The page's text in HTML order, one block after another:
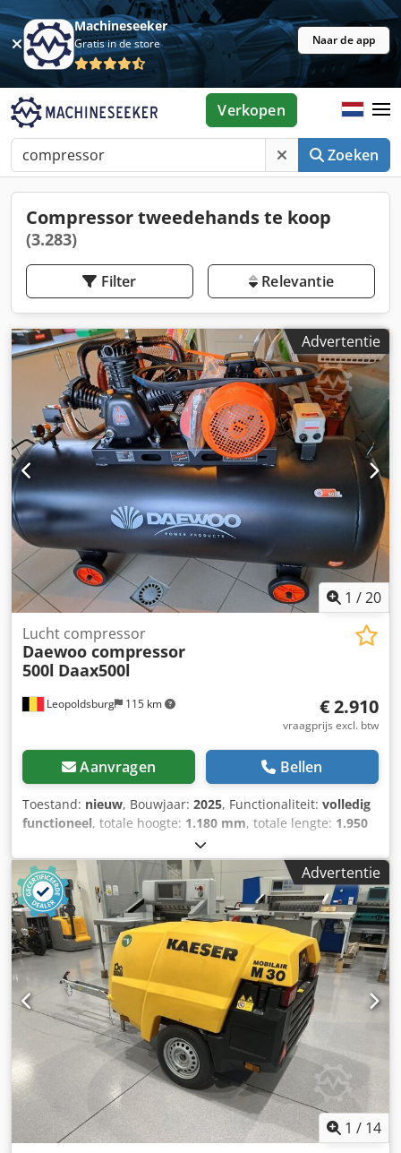
Machineseeker
Gratis in de store Naar de app
Zoeken
Verkopen
Compressor tweedehands te koop
(3.283)
Filter Relevantie
Advertentie
1 /20
Leopoldsburg 115 km
Lucht compressor
Daewoo compressor
500l Daax500l
€ 2.910
vraagprijs excl. btw
Aanvragen Bellen
Toestand: nieuw, Bouwjaar: 2025, Functionaliteit: volledig
functioneel, totale hoogte: 1.180 mm, totale lengte: 1.950
600 mm, Kan met factuur verkocht
worden maar ik ben BTW vrijgesteld dus heeft weinig zin.
Zeker voor zo een koopje, nog geen 3000 euro voor een
toestel dat nieuw net geen 9000 euro kost. Nooit gebruikt,
dus nieuw Chjdpfx Akozlvahjlsa Alle info over het toestel
vind je op de foto's.
Advertentie
1 / 14